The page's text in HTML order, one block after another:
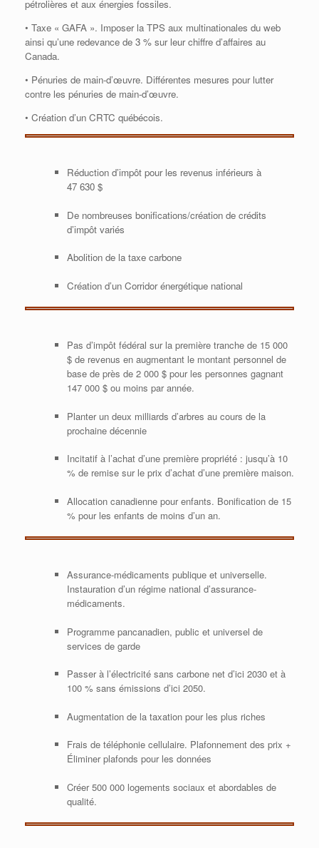
pétrolières et aux énergies fossiles.
• Taxe « GAFA ». Imposer la TPS aux multinationales du web
ainsi qu’une redevance de 3 % sur leur chiffre d’affaires au
Canada.
• Pénuries de main-d’œuvre. Différentes mesures pour lutter
contre les pénuries de main-d’œuvre.
• Création d’un CRTC québécois.
Réduction d’impôt pour les revenus inférieurs à
47 630 $
De nombreuses bonifications/création de crédits
d’impôt variés
Abolition de la taxe carbone
Création d’un Corridor énergétique national
Pas d’impôt fédéral sur la première tranche de 15 000
$ de revenus en augmentant le montant personnel de
base de près de 2 000 $ pour les personnes gagnant
147 000 $ ou moins par année.
Planter un deux milliards d’arbres au cours de la
prochaine décennie
Incitatif à l’achat d’une première propriété : jusqu’à 10
% de remise sur le prix d’achat d’une première maison.
Allocation canadienne pour enfants. Bonification de 15
% pour les enfants de moins d’un an.
Assurance-médicaments publique et universelle.
Instauration d’un régime national d’assurance-
médicaments.
Programme pancanadien, public et universel de
services de garde
Passer à l’électricité sans carbone net d’ici 2030 et à
100 % sans émissions d’ici 2050.
Augmentation de la taxation pour les plus riches
Frais de téléphonie cellulaire. Plafonnement des prix +
Éliminer plafonds pour les données
Créer 500 000 logements sociaux et abordables de
qualité.